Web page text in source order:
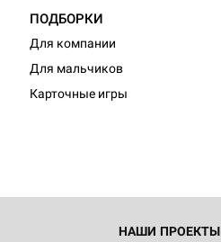
ПОДБОРКИ
Для компании
Для мальчиков
Карточные игры
НАШИ ПРОЕКТЫ
World Монстры